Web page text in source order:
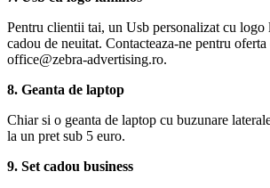
Pentru clientii tai, un Usb personalizat cu logo
cadou de neuitat. Contacteaza-ne pentru oferta
office@zebra-advertising.ro.
8. Geanta de laptop
Chiar si o geanta de laptop cu buzunare
la un pret sub 5 euro.
9. Set cadou business